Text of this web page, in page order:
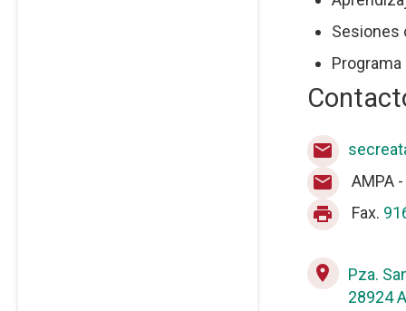
Sesiones
Programa
mail
mail AMPA -
print Fax.
place
Pza.
28924